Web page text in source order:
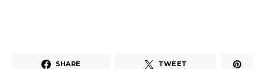
SHARE TWEET